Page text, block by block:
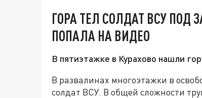
ГОРА ТЕЛ СОЛДАТ ВСУ ПОД
ПОПАЛА НА ВИДЕО
В пятиэтажке в Курахово нашли
В развалинах многоэтажки в
солдат ВСУ. В общей сложности